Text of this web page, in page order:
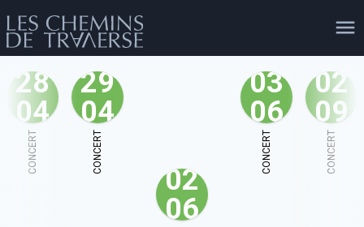
agenda personnes shop
facebook
28
04
CONCERT
29
04
CONCERT
02
06
03
06
CONCERT
02
09
CONCERT